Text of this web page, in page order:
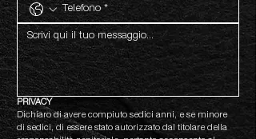
PRIVACY
Dichiaro di avere compiuto sedici anni, e se minore
di sedici, di essere stato autorizzato dal titolare della